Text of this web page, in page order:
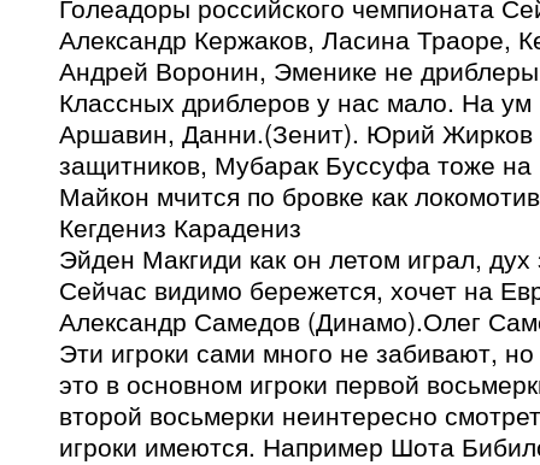
Голеадоры российского чемпионата
Александр Кержаков, Ласина Траоре,
Андрей Воронин, Эменике не
Классных дриблеров у нас мало. На
Аршавин, Данни.(Зенит). Юрий Жирков
защитников, Мубарак Буссуфа тоже на
Майкон мчится по бровке как
Кегдениз Карадениз
Эйден Макгиди как он летом играл,
Сейчас видимо бережется, хочет на
Александр Самедов (Динамо).Олег
Эти игроки сами много не забивают,
это в основном игроки первой
второй восьмерки неинтересно
игроки имеются. Например Шота